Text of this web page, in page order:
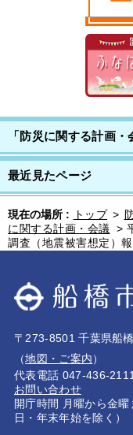
「防災に関する計画
最近見たページ
現在の場所 : トップ >
に関する計画・会議
>
調査（地震被害想定）
〒273-8501 千葉県船
（地図・ご案内）
代表電話 047-436-2111
お問い合わせ
開庁時間 月曜から金
日・年末年始を除く）